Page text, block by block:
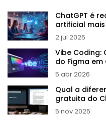
ChatGPT é
artificial
2025
2 jul 2025
Vibe Coding:
do Figma em
5 abr 2026
Qual a
gratuita do
5 nov 2025